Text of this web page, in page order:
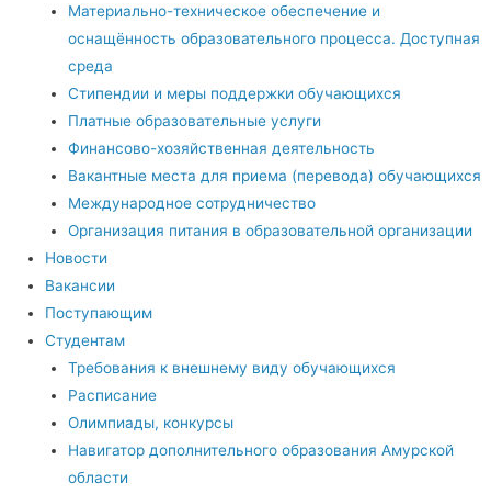
Материально-техническое обеспечение и
оснащённость образовательного процесса. Доступная
среда
Стипендии и меры поддержки обучающихся
Платные образовательные услуги
Финансово-хозяйственная деятельность
Вакантные места для приема (перевода) обучающихся
Международное сотрудничество
Организация питания в образовательной организации
Новости
Вакансии
Поступающим
Студентам
Требования к внешнему виду обучающихся
Расписание
Олимпиады, конкурсы
Навигатор дополнительного образования Амурской
области